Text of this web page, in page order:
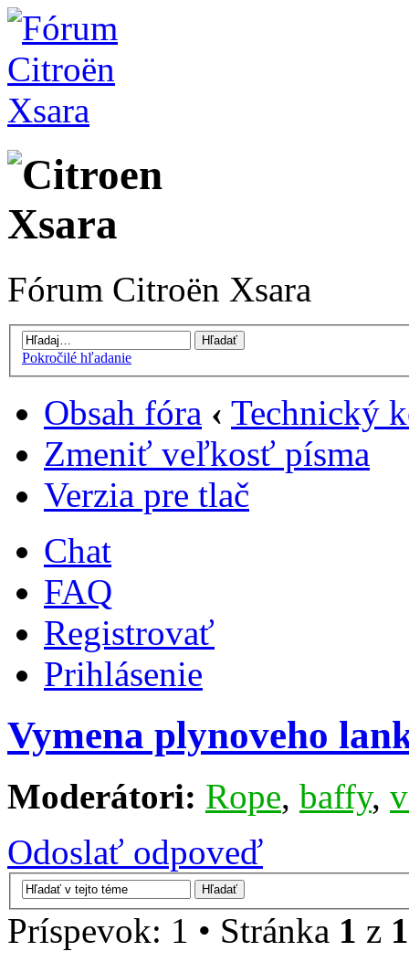
Fórum Citroën Xsara
Pokročilé hľadanie
Obsah fóra ‹ Technický
Zmeniť veľkosť písma
Verzia pre tlač
Chat
FAQ
Registrovať
Prihlásenie
Vymena plynoveho
Moderátori: Rope, baffy,
Odoslať odpoveď
Príspevok: 1 • Stránka 1 z 1